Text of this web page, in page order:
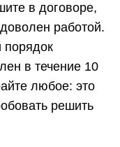
в договоре,
работой.
в течение 10
любое: это
решить